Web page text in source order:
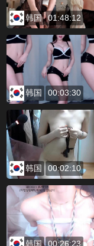
韩国 01:48:12
韩国 00:03:30
韩国 00:02:10
韩国 00:26:23